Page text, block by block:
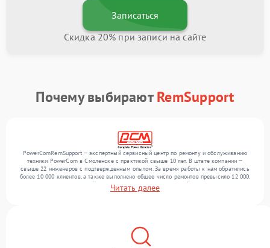
Записаться
Скидка 20% при записи на сайте
Почему выбираютRemSupport
PowerComRemSupport — экспертный сервисный центр по ремонту и обслуживанию
техники PowerCom в Смоленске с практикой свыше 10 лет. В штате компании —
свыше 22 инженеров с подтвержденным опытом. За время работы к нам обратились
более 10 000 клиентов, а также выполнено общее число ремонтов превысило 12 000.
Ежемесячно в сервисный центр поступает более 300 устройств, включая , , . Мы
беремся за задачи любой сложности и поддерживаем высокий стандарт качества
Читать далее